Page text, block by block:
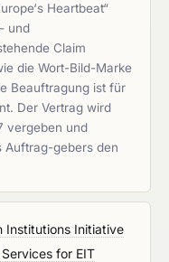
Heartbeat“
und
Claim
die Wort-Bild-Marke
Beauftragung ist für
Der Vertrag wird
vergeben und
Auftrag-gebers den
Institutions Initiative
for EIT